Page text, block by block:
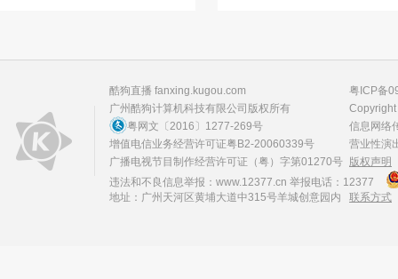
酷狗直播 fanxing.kugou.com
粤ICP备
广州酷狗计算机科技有限公司 版权所有
粤网文〔2016〕1277-269号
信息网络
增值电信业务经营许可证粤B2-20060339号
营业性演
广播电视节目制作经营许可证（粤）字第01270号
版权声明
违法和不良信息举报： www.12377.cn 举报电话：12377
地址：广州天河区黄埔大道中315号羊城创意园内
联系方式